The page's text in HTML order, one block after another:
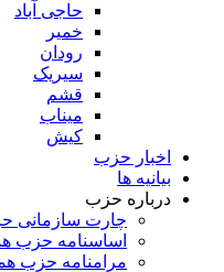
حاجی آباد
خمیر
رودان
سیریک
قشم
میناب
کیش
اخبار حزب
بیانیه ها
درباره حزب
چارت سازمانی
اساسنامه حزب
مرامنامه حزب